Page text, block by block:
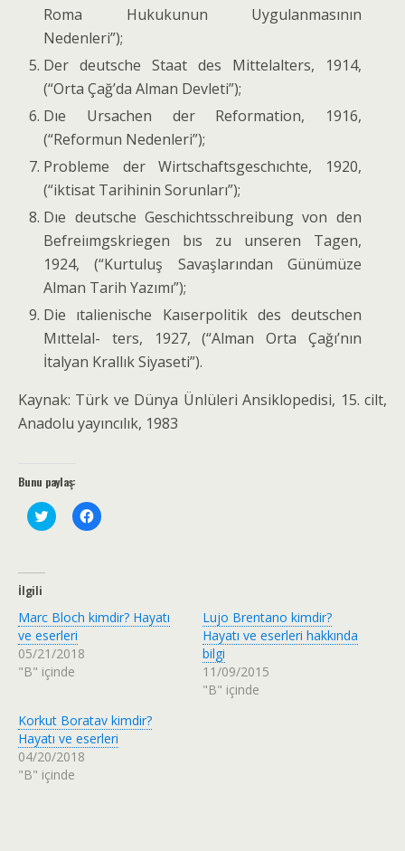
Roma Huku­kunun Uygulanmasının
Nedenleri”);
Der deutsche Staat des Mittelalters, 1914,
(“Orta Çağ’da Alman Devleti”);
Dıe Ursachen der Reformation, 1916,
(“Reformun Neden­leri”);
Probleme der Wirtschaftsgeschıchte, 1920,
(“iktisat Tarihinin Sorunları”);
Dıe deutsche Geschichtsschreibung von den
Befreiımgskriegen bıs zu unseren Tagen,
1924, (“Kurtuluş Savaşlarından Günümüze
Alman Tarih Yazı­mı”);
Die ıtalienische Kaıserpolitik des deutschen
Mıttelal- ters, 1927, (“Alman Orta Çağı’nın
İtalyan Krallık Siya­seti”).
Kaynak: Türk ve Dünya Ünlüleri Ansiklopedisi, 15. cilt,
Anadolu yayıncılık, 1983
Bunu paylaş:
T
w
e
r
i
n
d
e
y
l
a
ş
m
a
k
F
a
t
a
a
k
i
İlgili
Marc Bloch kimdir? Hayatı
ve eserleri
05/21/2018
"B" içinde
Lujo Brentano kimdir?
Hayatı ve eserleri hakkında
bilgi
11/09/2015
"B" içinde
Korkut Boratav kimdir?
Hayatı ve eserleri
04/20/2018
"B" içinde